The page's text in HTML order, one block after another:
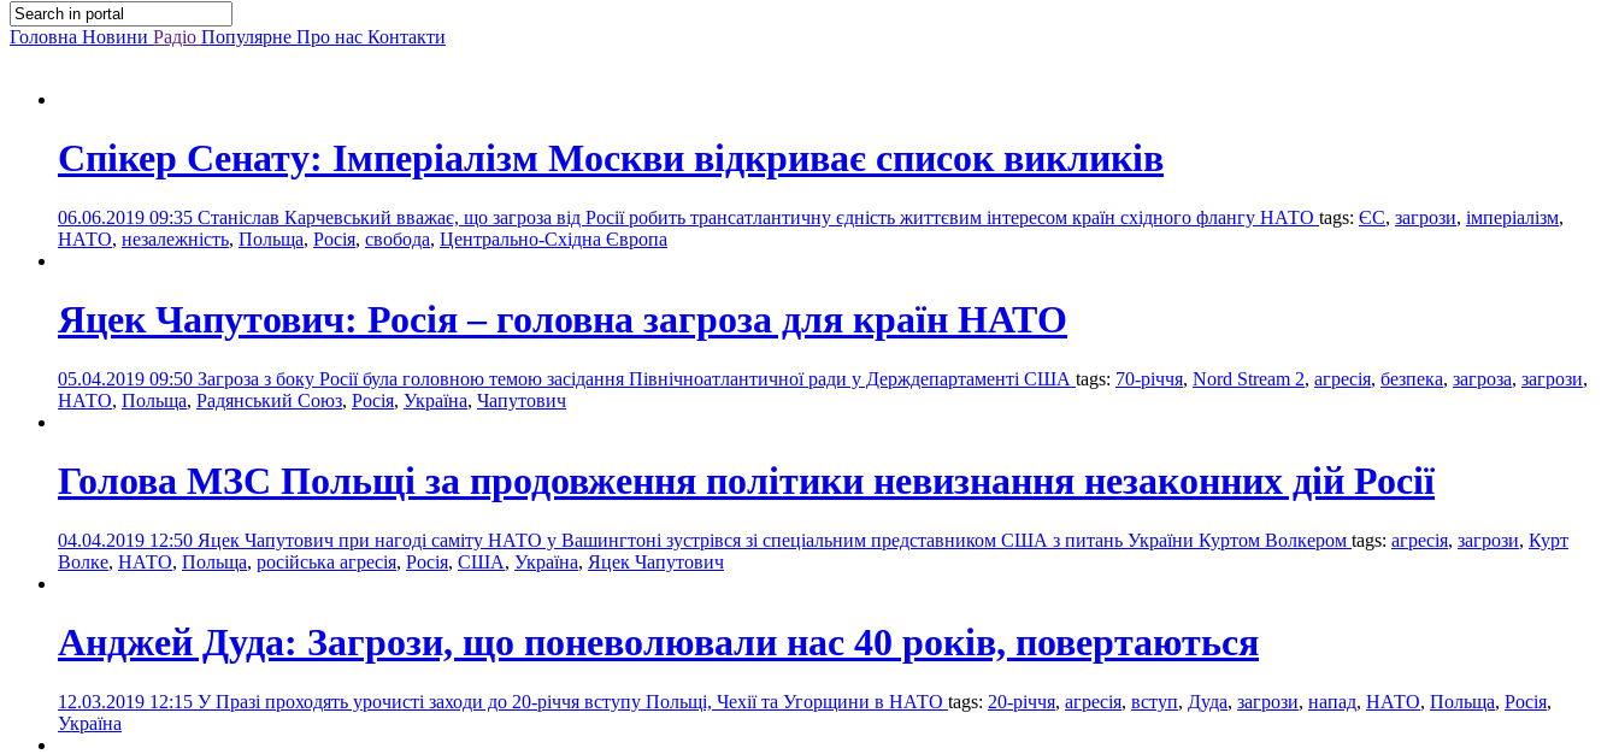
Головна Новини Радіо Популярне Про нас Контакти
Спікер Сенату: Імперіалізм Москви відкриває список викликів
06.06.2019 09:35 Станіслав Карчевський вважає, що загроза від Росії робить трансатлантичну єдність життєвим інтересом країн східного флангу НАТО tags: ЄС, загрози, імперіалізм,
НАТО, незалежність, Польща, Росія, свобода, Центрально-Східна Європа
Яцек Чапутович: Росія – головна загроза для країн НАТО
05.04.2019 09:50 Загроза з боку Росії була головною темою засідання Північноатлантичної ради у Держдепартаменті США tags: 70-річчя, Nord Stream 2, агресія, безпека, загроза, загрози,
НАТО, Польща, Радянський Союз, Росія, Україна, Чапутович
Голова МЗС Польщі за продовження політики невизнання незаконних дій Росії
04.04.2019 12:50 Яцек Чапутович при нагоді саміту НАТО у Вашингтоні зустрівся зі спеціальним представником США з питань України Куртом Волкером tags: агресія, загрози, Курт
Волке, НАТО, Польща, російська агресія, Росія, США, Україна, Яцек Чапутович
Анджей Дуда: Загрози, що поневолювали нас 40 років, повертаються
12.03.2019 12:15 У Празі проходять урочисті заходи до 20-річчя вступу Польщі, Чехії та Угорщини в НАТО tags: 20-річчя, агресія, вступ, Дуда, загрози, напад, НАТО, Польща, Росія,
Україна